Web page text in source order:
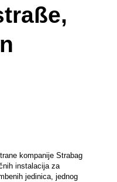
kompanije Strabag
instalacija za
jedinica, jednog